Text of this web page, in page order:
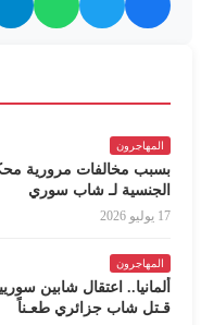
المهاجرون
بسبب مخالفات مرورية
الجنسية لـ شاب سوري
17 يوليو 2026
المهاجرون
ألمانيا.. اعتقال شابين
قـتل شاب جزائري طعـناً